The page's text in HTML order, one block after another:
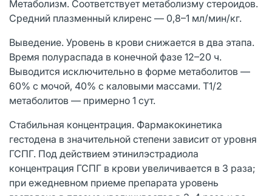
Метаболизм. Соответствует метаболизму стероидов.
Средний плазменный клиренс — 0,8–1 мл/мин/кг.
Выведение. Уровень в крови снижается в два этапа.
Время полураспада в конечной фазе 12–20 ч.
Выводится исключительно в форме метаболитов —
60% с мочой, 40% с каловыми массами. T1/2
метаболитов — примерно 1 сут.
Стабильная концентрация. Фармакокинетика
гестодена в значительной степени зависит от уровня
ГСПГ. Под действием этинилэстрадиола
концентрация ГСПГ в крови увеличивается в 3 раза;
при ежедневном приеме препарата уровень